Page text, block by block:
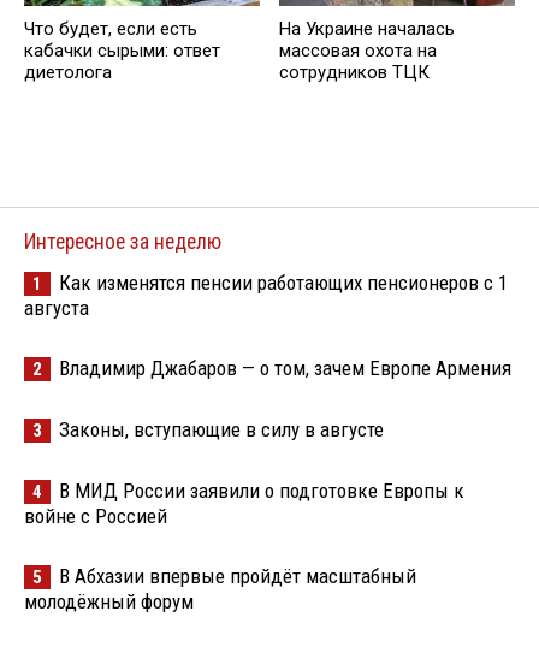
Что будет, если есть
кабачки сырыми: ответ
диетолога
На Украине началась
массовая охота на
сотрудников ТЦК
Интересное за неделю
1
Как изменятся пенсии работающих пенсионеров с 1
августа
2 Владимир Джабаров — о том, зачем Европе Армения
3 Законы, вступающие в силу в августе
4
В МИД России заявили о подготовке Европы к
войне с Россией
5
В Абхазии впервые пройдёт масштабный
молодёжный форум